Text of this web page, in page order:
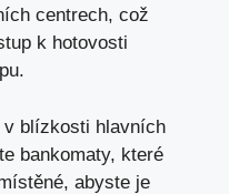
centrech, což
k hotovosti
v blízkosti hlavních
bankomaty, které
abyste je